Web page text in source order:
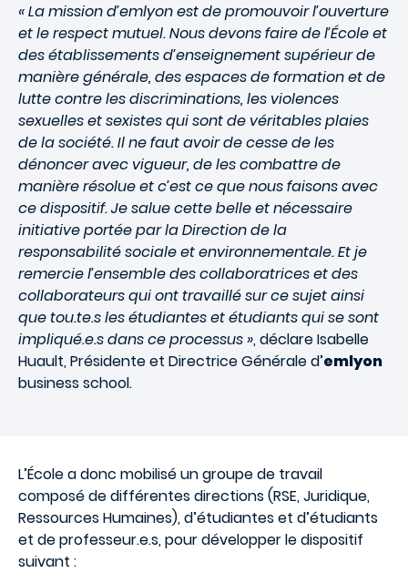
« La mission d’emlyon est de promouvoir l’ouverture
et le respect mutuel. Nous devons faire de l’École et
des établissements d’enseignement supérieur de
manière générale, des espaces de formation et de
lutte contre les discriminations, les violences
sexuelles et sexistes qui sont de véritables plaies
de la société. Il ne faut avoir de cesse de les
dénoncer avec vigueur, de les combattre de
manière résolue et c’est ce que nous faisons avec
ce dispositif. Je salue cette belle et nécessaire
initiative portée par la Direction de la
responsabilité sociale et environnementale. Et je
remercie l’ensemble des collaboratrices et des
collaborateurs qui ont travaillé sur ce sujet ainsi
que tou.te.s les étudiantes et étudiants qui se sont
impliqué.e.s dans ce processus », déclare Isabelle
Huault, Présidente et Directrice Générale d’emlyon
business school.
L’École a donc mobilisé un groupe de travail
composé de différentes directions (RSE, Juridique,
Ressources Humaines), d’étudiantes et d’étudiants
et de professeur.e.s, pour développer le dispositif
suivant :